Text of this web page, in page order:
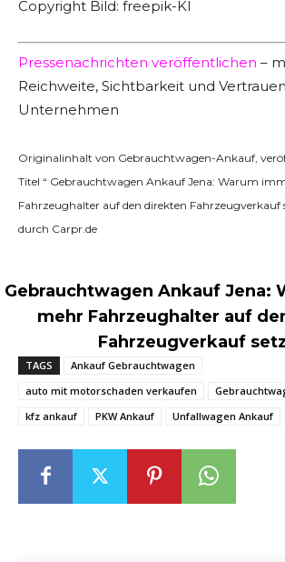
Copyright Bild: freepik-KI
Pressenachrichten veröffentlichen –
Reichweite, Sichtbarkeit und
Unternehmen
Originalinhalt von Gebrauchtwagen-Ankauf,
Titel “ Gebrauchtwagen Ankauf Jena: Warum
Fahrzeughalter auf den direkten Fahrzeugverkauf
durch Carpr.de
Gebrauchtwagen Ankauf Jena:
mehr Fahrzeughalter auf
Fahrzeugverkauf
TAGS
Ankauf Gebrauchtwagen
auto mit motorschaden verkaufen
kfz ankauf
PKW Ankauf Unfallwagen Ankauf